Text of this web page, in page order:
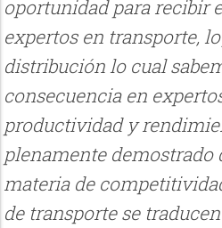
oportunidad para recibir
expertos en transporte,
distribución lo cual
consecuencia en
productividad y
plenamente demostrado
materia de
de transporte se